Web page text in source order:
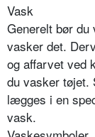
Vask
Generelt bør du
vasker det.
og affarvet ved
du vasker tøjet.
lægges i en
vask.